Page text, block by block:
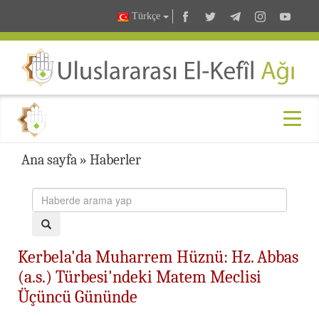
Türkçe
Ana sayfa » Haberler
Kerbela'da Muharrem Hüznü: Hz. Abbas
(a.s.) Türbesi'ndeki Matem Meclisi
Üçüncü Gününde